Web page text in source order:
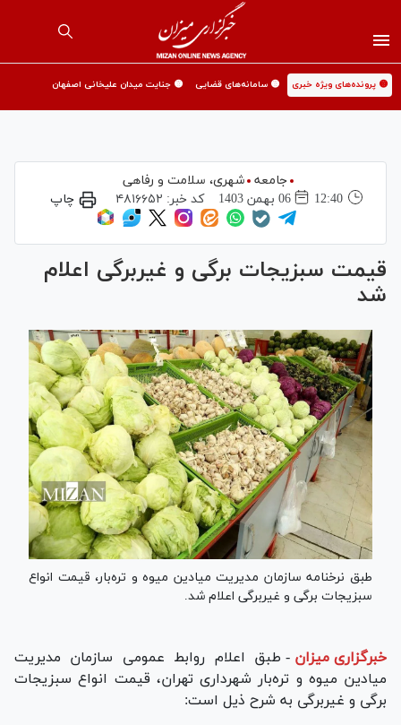
🟡 پرونده‌های ویژه خبری 🟡 سامانه‌های قضایی 🟡 جنایت میدان علیخانی اصفهان
جامعه
شهری،‌ سلامت و رفاهی
12:40
06 بهمن 1403 کد خبر: ۴۸۱۶۶۵۲ چاپ
قیمت سبزیجات برگی و غیربرگی اعلام
شد
طبق نرخنامه سازمان مدیریت میادین میوه و تره‌بار، قیمت انواع
سبزیجات برگی و غیربرگی اعلام شد.
خبرگزاری میزان - طبق اعلام روابط عمومی سازمان مدیریت
میادین میوه و تره‌بار شهرداری تهران، قیمت انواع سبزیجات
برگی و غیربرگی به شرح ذیل است: